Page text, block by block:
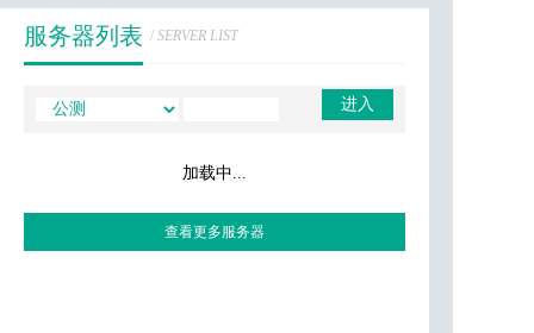
服务器列表 / SERVER LIST
进入
加载中...
查看更多服务器